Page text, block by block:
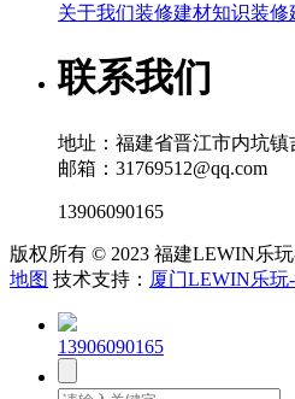
关于我们装修建材知识装修
联系我们
地址：福建省晋江市内坑镇
邮箱：31769512@qq.com
13906090165
版权所有 © 2023 福建LEWIN乐
地图 技术支持： 厦门LEWIN乐玩
13906090165